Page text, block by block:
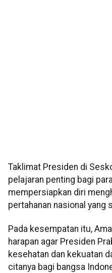
Taklimat Presiden di
pelajaran penting bagi
mempersiapkan diri
pertahanan nasional yang
Pada kesempatan itu,
harapan agar Presiden
kesehatan dan kekuatan
citanya bagi bangsa